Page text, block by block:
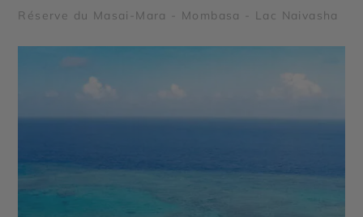
Réserve du Masai-Mara - Mombasa - Lac Naivasha